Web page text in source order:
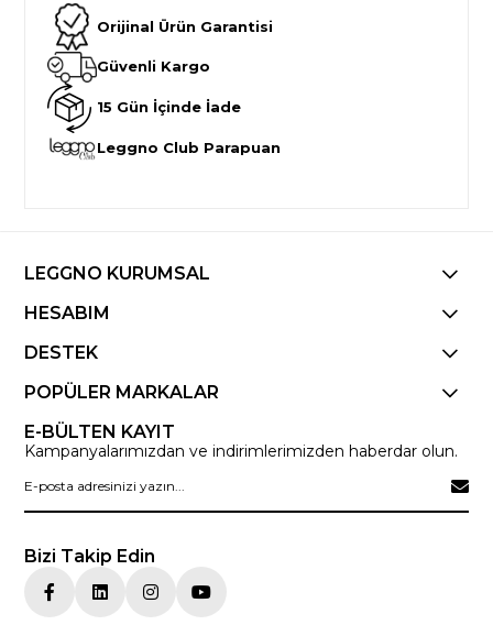
Orijinal Ürün Garantisi
Güvenli Kargo
15 Gün İçinde İade
Leggno Club Parapuan
LEGGNO KURUMSAL
HESABIM
DESTEK
POPÜLER MARKALAR
E-BÜLTEN KAYIT
Kampanyalarımızdan ve indirimlerimizden haberdar olun.
Bizi Takip Edin